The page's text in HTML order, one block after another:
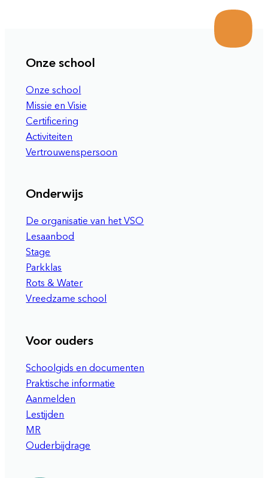
Onze school
Onze school
Missie en Visie
Certificering
Activiteiten
Vertrouwenspersoon
Onderwijs
De organisatie van het VSO
Lesaanbod
Stage
Parkklas
Rots & Water
Vreedzame school
Voor ouders
Schoolgids en documenten
Praktische informatie
Aanmelden
Lestijden
MR
Ouderbijdrage